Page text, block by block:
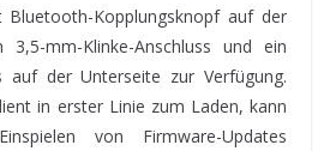
Bluetooth-Kopplungsknopf auf der
mm-Klinke-Anschluss und ein
auf der Unterseite zur Verfügung.
in erster Linie zum Laden, kann
von Firmware-Updates